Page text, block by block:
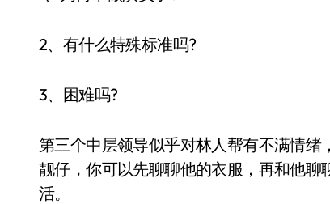
2、有什么特殊标准吗?
3、困难吗?
第三个中层领导似乎对林人帮有不满情
靓仔，你可以先聊聊他的衣服，再和他
活。